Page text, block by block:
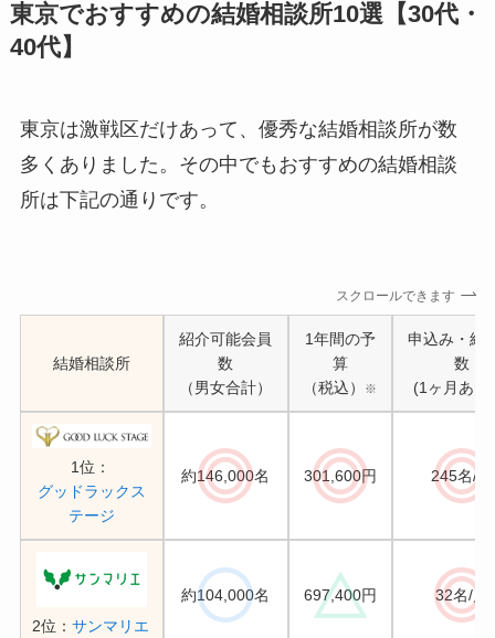
東京でおすすめの結婚相談所10選【30代・
40代】
東京は激戦区だけあって、優秀な結婚相談所が数
多くありました。その中でもおすすめの結婚相談
所は下記の通りです。
スクロールできます
結婚相談所
紹介可能会員
数
（男女合計）
1年間の予
算
（税込）
※
申込み・紹
数
(1ヶ月あた
1位：
グッドラックス
テージ
約146,000名 301,600円 245名/月
2位：サンマリエ
約104,000名 697,400円 32名/月